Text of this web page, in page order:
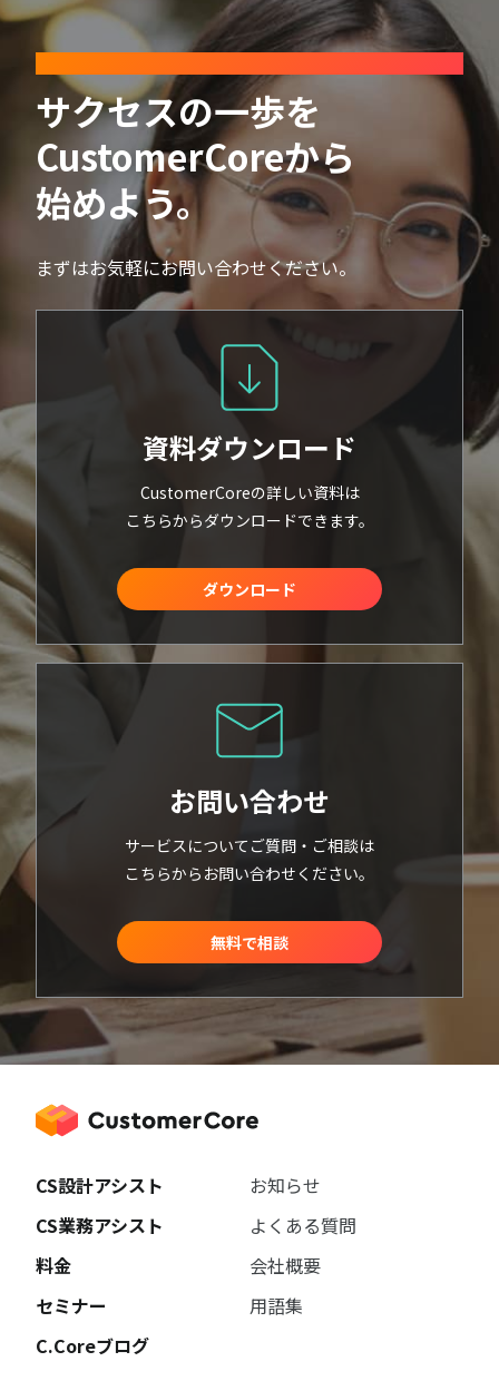
サクセスの一歩を
CustomerCoreから
始めよう。
まずはお気軽にお問い合わせください。
資料ダウンロード
CustomerCoreの詳しい資料は
こちらからダウンロードできます。
ダウンロード
お問い合わせ
サービスについてご質問・ご相談は
こちらからお問い合わせください。
無料で相談
CS設計アシスト
CS業務アシスト
料金
セミナー
C.Coreブログ
お知らせ
よくある質問
会社概要
用語集